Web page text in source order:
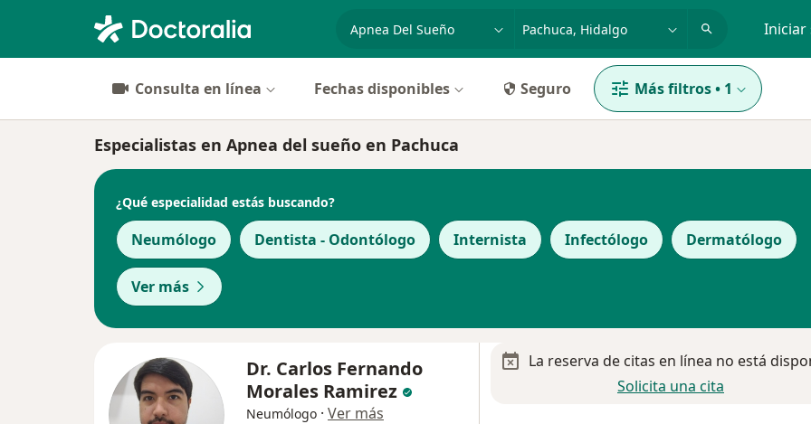
Iniciar
Consulta en línea Fechas disponibles Seguro Más filtros• 1
Especialistas en Apnea del sueño en Pachuca
¿Qué especialidad estás buscando?
Neumólogo Dentista - Odontólogo Internista Infectólogo Dermatólogo
Ver más
Dr. Carlos Fernando
Morales Ramirez
Neumólogo · Ver más
La reserva de citas en línea no está
Solicita una cita